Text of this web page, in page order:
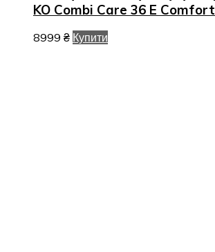
KO Combi Care 36 E Comfort
8999 ₴ Купити